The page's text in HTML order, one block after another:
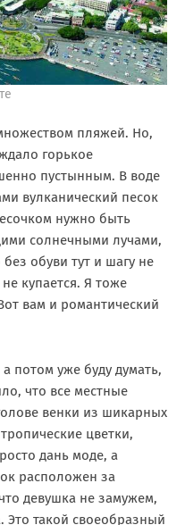
пляжей. Но,
горькое
пустынным. В воде
вулканический песок
нужно быть
солнечными лучами,
обуви тут и шагу не
купается. Я тоже
вам и романтический
потом уже буду думать,
что все местные
венки из шикарных
цветки,
дань моде, а
расположен за
девушка не замужем,
Это такой своеобразный